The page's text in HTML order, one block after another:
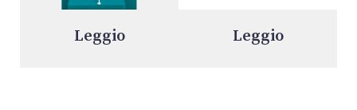
Leggio Leggio